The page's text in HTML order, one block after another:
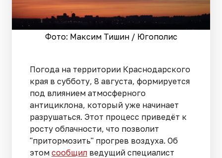
Фото: Максим Тишин / Югополис
Погода на территории Краснодарского
края в субботу, 8 августа, формируется
под влиянием атмосферного
антициклона, который уже начинает
разрушаться. Этот процесс приведёт к
росту облачности, что позволит
"притормозить" прогрев воздуха. Об
этом сообщил ведущий специалист